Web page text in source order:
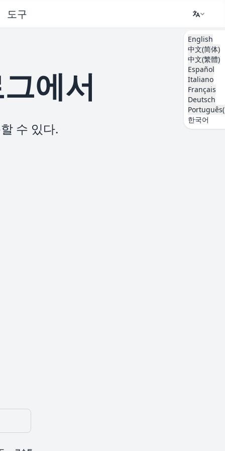
도구
English
中文(简体)
中文(繁體)
Español
Italiano
Français
Deutsch
한국어
에서
수 있다.